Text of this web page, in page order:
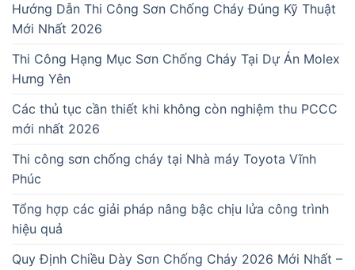
Hướng Dẫn Thi Công Sơn Chống Cháy Đúng Kỹ Thuật
Mới Nhất 2026
Thi Công Hạng Mục Sơn Chống Cháy Tại Dự Án Molex
Hưng Yên
Các thủ tục cần thiết khi không còn nghiệm thu PCCC
mới nhất 2026
Thi công sơn chống cháy tại Nhà máy Toyota Vĩnh
Phúc
Tổng hợp các giải pháp nâng bậc chịu lửa công trình
hiệu quả
Quy Định Chiều Dày Sơn Chống Cháy 2026 Mới Nhất –